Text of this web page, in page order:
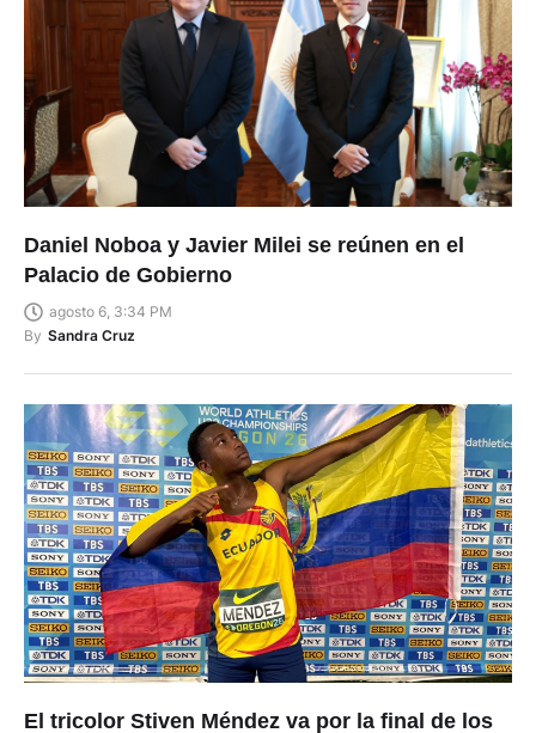
Daniel Noboa y Javier Milei se reúnen en el
Palacio de Gobierno
agosto 6, 3:34 PM
By Sandra Cruz
El tricolor Stiven Méndez va por la final de los